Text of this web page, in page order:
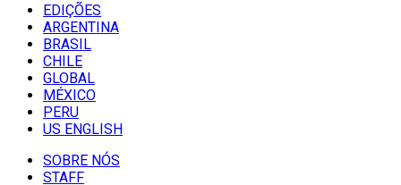
EDIÇÕES
ARGENTINA
BRASIL
CHILE
GLOBAL
MÉXICO
PERU
US ENGLISH
SOBRE NÓS
STAFF